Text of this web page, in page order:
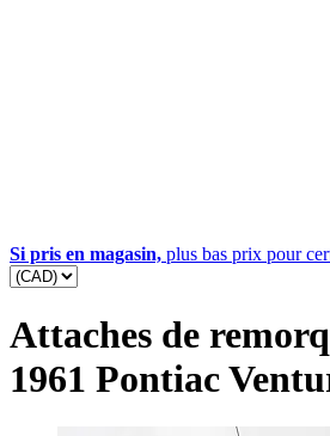
Si pris en magasin, plus bas prix pour
Attaches de
1961 Pontiac